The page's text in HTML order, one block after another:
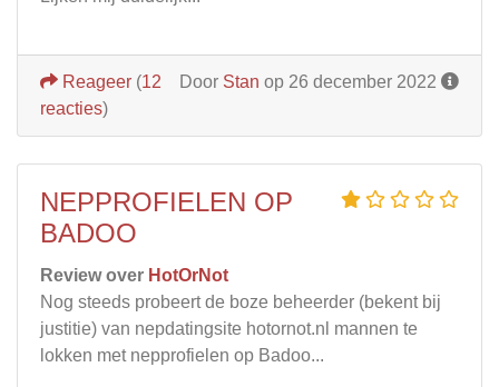
Door Stan op 26 december 2022
Reageer (12
reacties)
NEPPROFIELEN OP
BADOO
Review over HotOrNot
Nog steeds probeert de boze beheerder (bekent bij
justitie) van nepdatingsite hotornot.nl mannen te
lokken met nepprofielen op Badoo...